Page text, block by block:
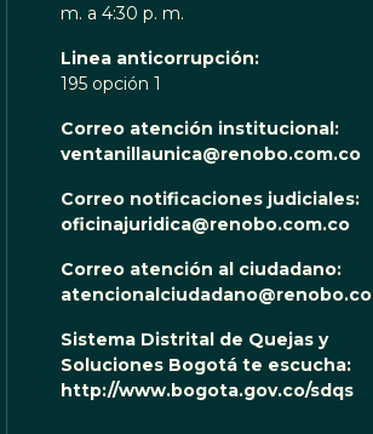
m. a 4:30 p. m.
Linea anticorrupción:
195 opción 1
Correo atención institucional:
ventanillaunica@renobo.com.co
Correo notificaciones judiciales:
oficinajuridica@renobo.com.co
Correo atención al ciudadano:
Sistema Distrital de Quejas y
Soluciones Bogotá te escucha:
http://www.bogota.gov.co/sdqs